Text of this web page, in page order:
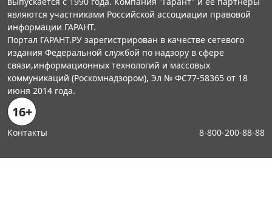
являются участниками Российской ассоциации правовой
информации ГАРАНТ.
Портал ГАРАНТ.РУ зарегистрирован в качестве сетевого
издания Федеральной службой по надзору в сфере
связи,информационных технологий и массовых
коммуникаций (Роскомнадзором), Эл № ФС77-58365 от 18
июня 2014 года.
16+
Контакты 8-800-200-88-88